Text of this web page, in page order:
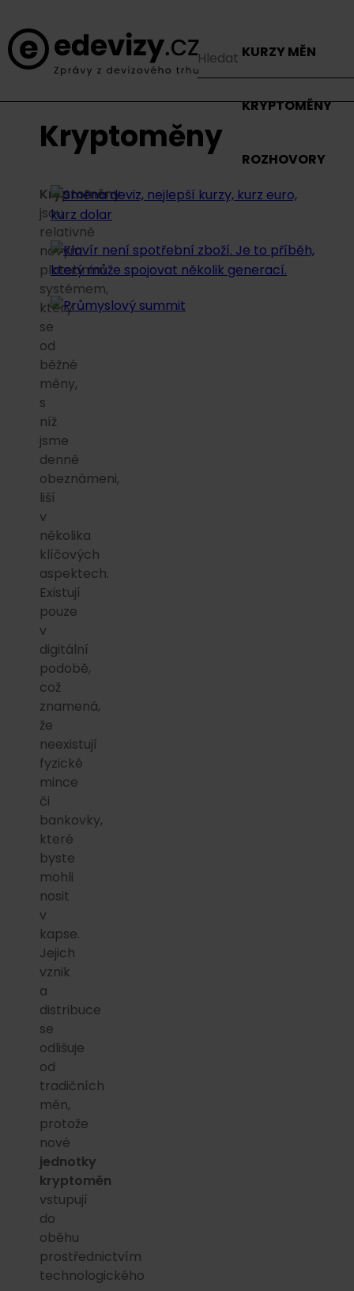
KURZY MĚN
KRYPTOMĚNY
ROZHOVORY
Kryptoměny
Kryptoměny
jsou
relativně
novým
platebním
systémem,
který
se
od
běžné
měny,
s
níž
jsme
denně
obeznámeni,
liší
v
několika
klíčových
aspektech.
Existují
pouze
v
digitální
podobě,
což
znamená,
že
neexistují
fyzické
mince
či
bankovky,
které
byste
mohli
nosit
v
kapse.
Jejich
vznik
a
distribuce
se
odlišuje
od
tradičních
měn,
protože
nové
jednotky
kryptoměn
vstupují
do
oběhu
prostřednictvím
technologického